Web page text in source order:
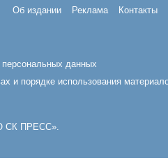
Об издании Реклама Контакты
данных
и порядке использования
СК ПРЕСС».